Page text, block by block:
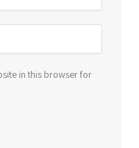
in this browser for